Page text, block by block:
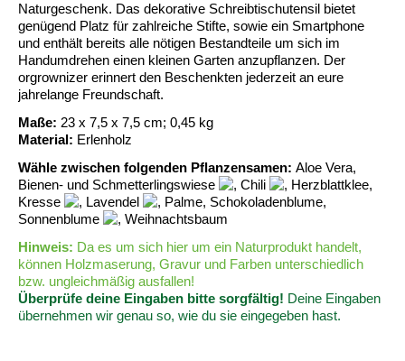
Naturgeschenk. Das dekorative Schreibtischutensil bietet
genügend Platz für zahlreiche Stifte, sowie ein Smartphone
und enthält bereits alle nötigen Bestandteile um sich im
Handumdrehen einen kleinen Garten anzupflanzen. Der
orgrownizer erinnert den Beschenkten jederzeit an eure
jahrelange Freundschaft.
Maße: 23 x 7,5 x 7,5 cm; 0,45 kg
Material: Erlenholz
Wähle zwischen folgenden Pflanzensamen: Aloe Vera,
Bienen- und Schmetterlingswiese
, Chili
, Herzblattklee,
Kresse
, Lavendel
, Palme, Schokoladenblume,
Sonnenblume
, Weihnachtsbaum
Hinweis: Da es um sich hier um ein Naturprodukt handelt,
können Holzmaserung, Gravur und Farben unterschiedlich
bzw. ungleichmäßig ausfallen!
Überprüfe deine Eingaben bitte sorgfältig! Deine Eingaben
übernehmen wir genau so, wie du sie eingegeben hast.